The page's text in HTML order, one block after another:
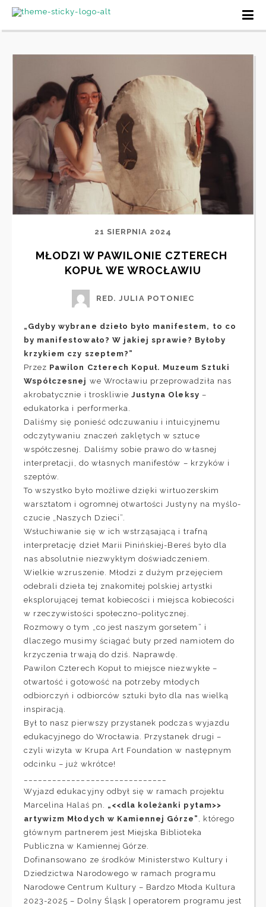
21 SIERPNIA 2024
MŁODZI W PAWILONIE CZTERECH
KOPUŁ WE WROCŁAWIU
RED. JULIA POTONIEC
„Gdyby wybrane dzieło było manifestem, to co
by manifestowało? W jakiej sprawie? Byłoby
krzykiem czy szeptem?”
Przez Pawilon Czterech Kopuł. Muzeum Sztuki
Współczesnej we Wrocławiu przeprowadziła nas
akrobatycznie i troskliwie Justyna Oleksy –
edukatorka i performerka.
Daliśmy się ponieść odczuwaniu i intuicyjnemu
odczytywaniu znaczeń zaklętych w sztuce
współczesnej. Daliśmy sobie prawo do własnej
interpretacji, do własnych manifestów – krzyków i
szeptów.
To wszystko było możliwe dzięki wirtuozerskim
warsztatom i ogromnej otwartości Justyny na myślo-
czucie „Naszych Dzieci”.
Wsłuchiwanie się w ich wstrząsającą i trafną
interpretację dzieł Marii Pinińskiej-Bereś było dla
nas absolutnie niezwykłym doświadczeniem.
Wielkie wzruszenie. Młodzi z dużym przejęciem
odebrali dzieła tej znakomitej polskiej artystki
eksplorującej temat kobiecości i miejsca kobiecości
w rzeczywistości społeczno-politycznej.
Rozmowy o tym „co jest naszym gorsetem” i
dlaczego musimy ściągać buty przed namiotem do
krzyczenia trwają do dziś. Naprawdę.
Pawilon Czterech Kopuł to miejsce niezwykłe –
otwartość i gotowość na potrzeby młodych
odbiorczyń i odbiorców sztuki było dla nas wielką
inspiracją.
Był to nasz pierwszy przystanek podczas wyjazdu
edukacyjnego do Wrocławia. Przystanek drugi –
czyli wizyta w Krupa Art Foundation w następnym
odcinku – już wkrótce!
Wyjazd edukacyjny odbył się w ramach projektu
Marcelina Halaś pn. „<<dla koleżanki pytam>>
artywizm Młodych w Kamiennej Górze”
, którego
głównym partnerem jest Miejska Biblioteka
Publiczna w Kamiennej Górze.
Dofinansowano ze środków Ministerstwo Kultury i
Dziedzictwa Narodowego w ramach programu
Narodowe Centrum Kultury – Bardzo Młoda Kultura
2023-2025 – Dolny Śląsk | operatorem programu jest